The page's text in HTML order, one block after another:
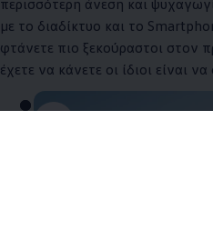
περισσότερη άνεση και
με το διαδίκτυο και το
φτάνετε πιο ξεκούραστοι στον
έχετε να κάνετε οι ίδιοι είναι να